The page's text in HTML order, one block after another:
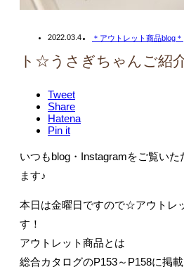
2022.03.4 ＊アウトレット商品blog＊
ト☆うさぎちゃんご紹
Tweet
Share
Hatena
Pin it
いつもblog・Instagramをご覧い
ます♪
本日は金曜日ですので☆アウトレ
す！
アウトレット商品とは
総合カタログのP153～P158に掲